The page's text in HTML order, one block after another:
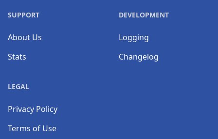
SUPPORT
About Us
Stats
DEVELOPMENT
Logging
Changelog
LEGAL
Privacy Policy
Terms of Use